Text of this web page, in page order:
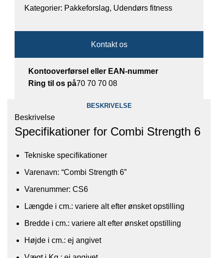
Kategorier: Pakkeforslag, Udendørs fitness
Kontakt os
Kontooverførsel eller EAN-nummer
Ring til os på70 70 70 08
BESKRIVELSE
Beskrivelse
Specifikationer for Combi Strength 6
Tekniske specifikationer​
​Varenavn: “Combi Strength 6”
Varenummer: CS6
Længde i cm.: variere alt efter ønsket opstilling
Bredde i cm.: variere alt efter ønsket opstilling
Højde i cm.: ej angivet